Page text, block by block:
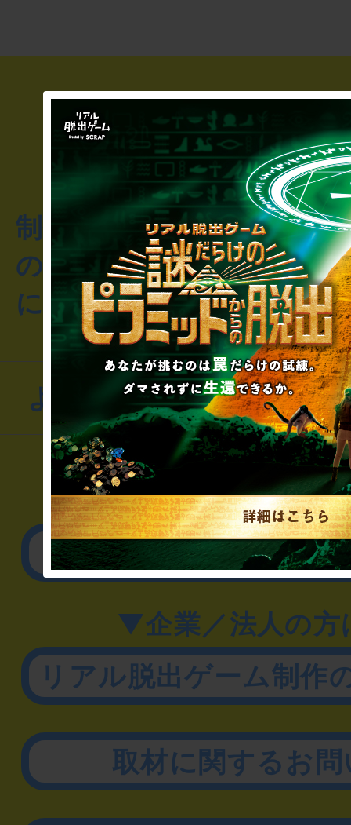
制作のご相談・コラボレ
のお客様からのご質問や
にお問い合わせください
よくあるお問い合わせ
▼一般のお客様
公演内容、チケット
▼企業／法人の方
リアル脱出ゲーム制作
取材に関するお